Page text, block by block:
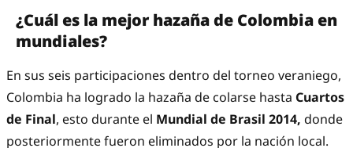
¿Cuál es la mejor hazaña de Colombia en
mundiales?
En sus seis participaciones dentro del torneo veraniego,
Colombia ha logrado la hazaña de colarse hasta Cuartos
de Final, esto durante el Mundial de Brasil 2014, donde
posteriormente fueron eliminados por la nación local.